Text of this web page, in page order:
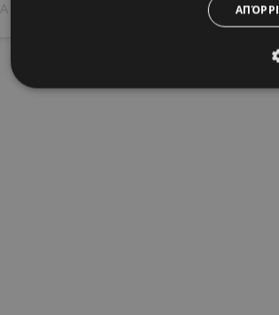
A post shared by evagelia_siriopoulou